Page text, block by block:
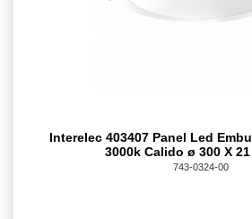
Interelec 403407 Panel Led
3000k Calido ø 300 X
743-0324-00